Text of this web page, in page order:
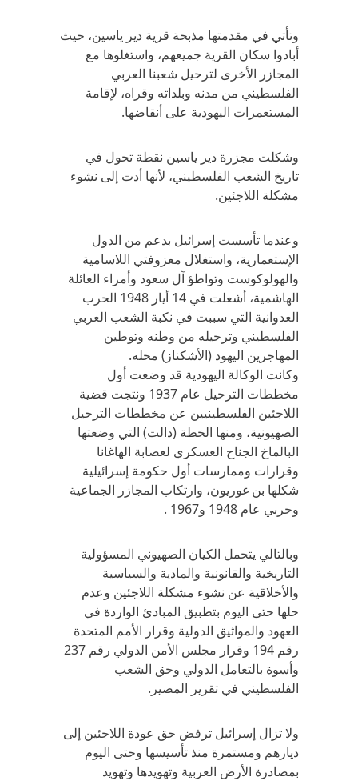
وتأتي في مقدمتها مذبحة قرية دير ياسين، حيث
أبادوا سكان القرية جميعهم، واستغلوها مع
المجازر الأخرى لترحيل شعبنا العربي
الفلسطيني من مدنه وبلداته وقراه، لإقامة
المستعمرات اليهودية على أنقاضها.
وشكلت مجزرة دير ياسين نقطة تحول في
تاريخ الشعب الفلسطيني، لأنها أدت إلى نشوء
مشكلة اللاجئين.
وعندما تأسست إسرائيل بدعم من الدول
الإستعمارية، واستغلال معزوفتي اللاسامية
والهولوكوست وتواطؤ آل سعود وأمراء العائلة
الهاشمية، أشعلت في 14 أيار 1948 الحرب
العدوانية التي سببت في نكبة الشعب العربي
الفلسطيني وترحيله من وطنه وتوطين
المهاجرين اليهود (الأشكناز) محله.
وكانت الوكالة اليهودية قد وضعت أول
مخططات الترحيل عام 1937 ونتجت قضية
اللاجئين الفلسطينيين عن مخططات الترحيل
الصهيونية، ومنها الخطة (دالت) التي وضعتها
البالماخ الجناح العسكري لعصابة الهاغانا
وقرارات وممارسات أول حكومة إسرائيلية
شكلها بن غوريون، وارتكاب المجازر الجماعية
وحربي عام 1948 و1967 .
وبالتالي يتحمل الكيان الصهيوني المسؤولية
التاريخية والقانونية والمادية والسياسية
والأخلاقية عن نشوء مشكلة اللاجئين وعدم
حلها حتى اليوم بتطبيق المبادئ الواردة في
العهود والمواثيق الدولية وقرار الأمم المتحدة
رقم 194 وقرار مجلس الأمن الدولي رقم 237
وأسوة بالتعامل الدولي وحق الشعب
الفلسطيني في تقرير المصير.
ولا تزال إسرائيل ترفض حق عودة اللاجئين إلى
ديارهم ومستمرة منذ تأسيسها وحتى اليوم
بمصادرة الأرض العربية وتهويدها وتهويد